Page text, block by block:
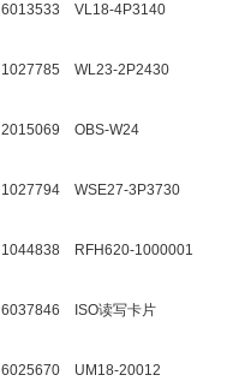
6013533 VL18-4P3140
1027785 WL23-2P2430
2015069 OBS-W24
1027794 WSE27-3P3730
1044838 RFH620-1000001
6037846 ISO读写卡片
6025670 UM18-20012